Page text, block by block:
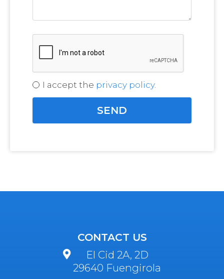
I accept the privacy policy.
CONTACT US
El Cid 2A, 2D
29640 Fuengirola